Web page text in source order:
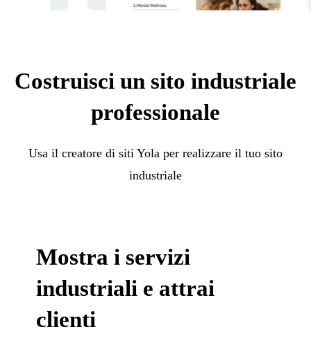
Costruisci un sito industriale
professionale
Usa il creatore di siti Yola per realizzare il tuo sito
industriale
Mostra i servizi
industriali e attrai
clienti